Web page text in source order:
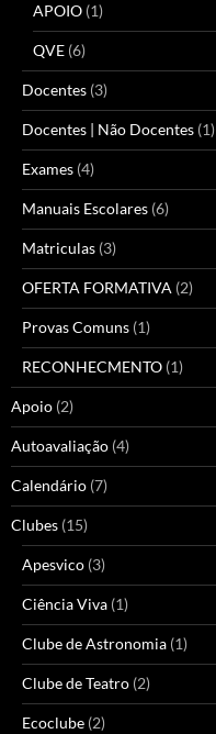
APOIO (1)
QVE (6)
Docentes (3)
Docentes | Não Docentes (1)
Exames (4)
Manuais Escolares (6)
Matriculas (3)
OFERTA FORMATIVA (2)
Provas Comuns (1)
RECONHECMENTO (1)
Apoio (2)
Autoavaliação (4)
Calendário (7)
Clubes (15)
Apesvico (3)
Ciência Viva (1)
Clube de Astronomia (1)
Clube de Teatro (2)
Ecoclube (2)